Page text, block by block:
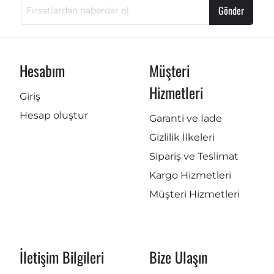
Gönder
Hesabım
Giriş
Hesap oluştur
Müşteri
Hizmetleri
Garanti ve İade
Gizlilik İlkeleri
Sipariş ve Teslimat
Kargo Hizmetleri
Müşteri Hizmetleri
İletişim Bilgileri Bize Ulaşın